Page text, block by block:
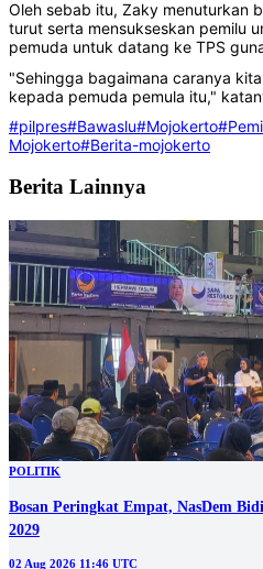
Oleh sebab itu, Zaky menuturkan
turut serta mensukseskan pemilu
pemuda untuk datang ke TPS
"Sehingga bagaimana caranya
kepada pemuda pemula itu,"
#pilpres#Bawaslu#Mojokerto
Mojokerto#Berita-mojokerto
Berita Lainnya
POLITIK
Bosan Peringkat Empat, NasDem
2029
02 Aug 2026 11:46 UTC